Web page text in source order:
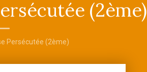
(2ème)
Persécutée (2ème)